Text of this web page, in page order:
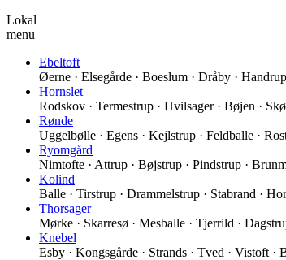
Lokal
menu
Ebeltoft
Øerne · Elsegårde · Boeslum · Dråby ·
Hornslet
Rodskov · Termestrup · Hvilsager · Bøjen ·
Rønde
Uggelbølle · Egens · Kejlstrup · Feldballe ·
Ryomgård
Nimtofte · Attrup · Bøjstrup · Pindstrup ·
Kolind
Balle · Tirstrup · Drammelstrup · Stabrand ·
Thorsager
Mørke · Skarresø · Mesballe · Tjerrild ·
Knebel
Esby · Kongsgårde · Strands · Tved · Vistoft ·